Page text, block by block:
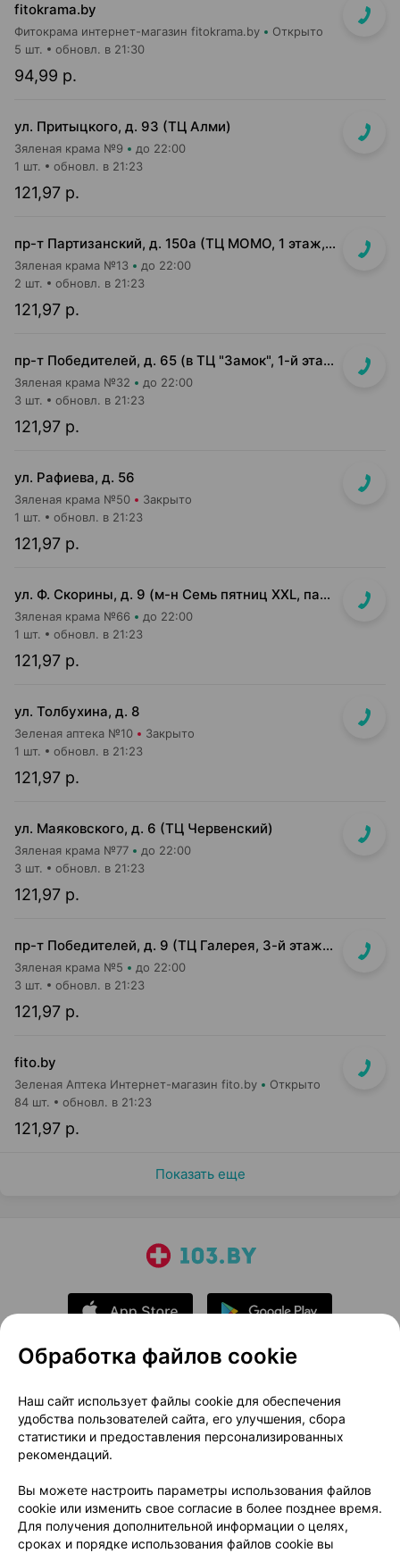
fitokrama.by
Фитокрама интернет-магазин fitokrama.by Открыто
94,99 р.
5 шт. обновл. в 21:30
ул. Притыцкого, д. 93 (ТЦ Алми)
Зяленая крама №9 до 22:00
121,97 р.
1 шт. обновл. в 21:23
пр-т Партизанский, д. 150а (ТЦ МОМО, 1 этаж, островок за эскалатором, возле МТБанка))
Зяленая крама №13 до 22:00
121,97 р.
2 шт. обновл. в 21:23
пр-т Победителей, д. 65 (в ТЦ "Замок", 1-й этаж, "островок")
Зяленая крама №32 до 22:00
121,97 р.
3 шт. обновл. в 21:23
ул. Рафиева, д. 56
Зяленая крама №50 Закрыто
121,97 р.
1 шт. обновл. в 21:23
ул. Ф. Скорины, д. 9 (м-н Семь пятниц XXL, павильон при кассе)
Зяленая крама №66 до 22:00
121,97 р.
1 шт. обновл. в 21:23
ул. Толбухина, д. 8
Зеленая аптека №10 Закрыто
121,97 р.
1 шт. обновл. в 21:23
ул. Маяковского, д. 6 (ТЦ Червенский)
Зяленая крама №77 до 22:00
121,97 р.
3 шт. обновл. в 21:23
пр-т Победителей, д. 9 (ТЦ Галерея, 3-й этаж, возле магазина CAPRICE)
Зяленая крама №5 до 22:00
121,97 р.
3 шт. обновл. в 21:23
fito.by
Зеленая Аптека Интернет-магазин fito.by Открыто
121,97 р.
84 шт. обновл. в 21:23
Показать еще
О проекте
Новости проекта
Размещение рекламы
Медицинский маркетинг
Публичный договор
Доставка
Способы оплаты
Вакансии
Партнеры
Написать руководителю 103.by
Написать в поддержку
Обработка файлов cookie
Наш сайт использует файлы cookie для обеспечения
удобства пользователей сайта, его улучшения, сбора
статистики и предоставления персонализированных
рекомендаций.
Вы можете настроить параметры использования файлов
cookie или изменить свое согласие в более позднее время.
Для получения дополнительной информации о целях,
сроках и порядке использования файлов cookie вы